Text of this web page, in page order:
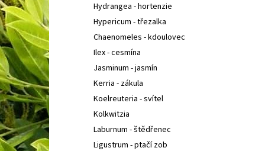
Hydrangea - hortenzie
Hypericum - třezalka
Chaenomeles - kdoulovec
Ilex - cesmína
Jasminum - jasmín
Kerria - zákula
Koelreuteria - svítel
Kolkwitzia
Laburnum - štědřenec
Ligustrum - ptačí zob